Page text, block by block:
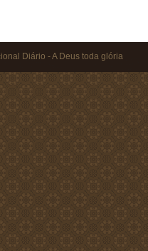
Diário - A Deus toda glória